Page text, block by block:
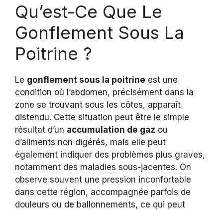
Qu’est-Ce Que Le
Gonflement Sous La
Poitrine ?
Le gonflement sous la poitrine est une
condition où l’abdomen, précisément dans la
zone se trouvant sous les côtes, apparaît
distendu. Cette situation peut être le simple
résultat d’un accumulation de gaz ou
d’aliments non digérés, mais elle peut
également indiquer des problèmes plus graves,
notamment des maladies sous-jacentes. On
observe souvent une pression inconfortable
dans cette région, accompagnée parfois de
douleurs ou de ballonnements, ce qui peut